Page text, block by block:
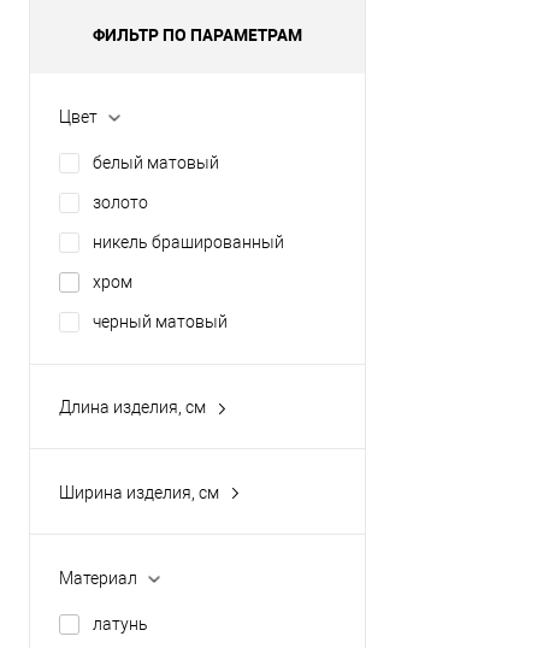
ФИЛЬТР ПО ПАРАМЕТРАМ
Цвет
белый матовый
золото
никель брашированный
хром
черный матовый
Длина изделия, см
4.2
Показать ещё 6
Ширина изделия, см
2.7
Материал
латунь